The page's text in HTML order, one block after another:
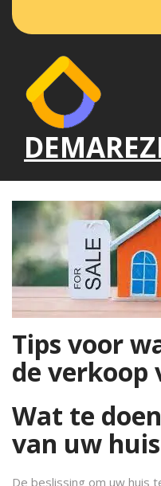
de
Tips voor
de verkoop
Wat te
van uw huis
De beslissing om uw huis